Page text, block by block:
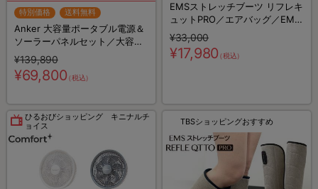
特別価格 送料無料
Anker 大容量ポータブル電源＆
ソーラーパネルセット／大容量
＆高出力／768Wh／10ポート／
防災グッズ／災害対策
¥139,890
¥69,800（税込）
EMSストレッチブーツ リフレキ
ュットPRO／エアバッグ／EMS
搭載／ブーツ型リラクゼーショ
ン機器
¥33,000
¥17,980（税込）
ひるおびショッピング キニナルチ
ョイス
TBSショッピングおすすめ